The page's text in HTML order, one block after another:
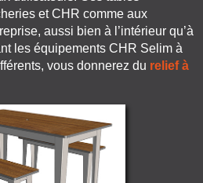
et CHR comme aux
aussi bien à l’intérieur qu’à
les équipements CHR Selim à
vous donnerez du relief à